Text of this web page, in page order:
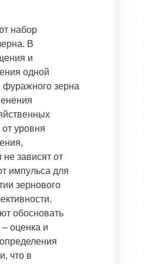
набор
В
и
одной
фуражного зерна
уровня
зависят от
импульса для
зернового
обосновать
оценка и
что в